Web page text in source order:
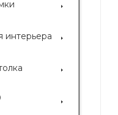
интерьера